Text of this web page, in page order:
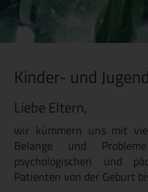
Kinder- und
Liebe Eltern,
wir kümmern uns mit
Belange und
psychologischen und
Patienten von der Geburt